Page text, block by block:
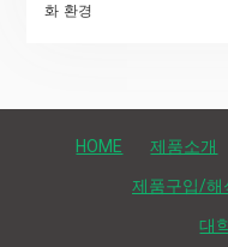
화 환경
HOME 제품소개
제품구입/해
대